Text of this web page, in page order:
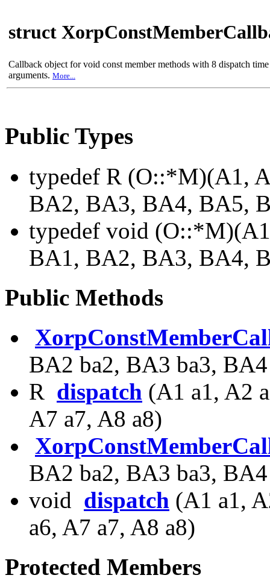
struct
Callback object for void const member methods with 8 dispatch
arguments. More...
Public Types
typedef R (O::*M)(A1,
BA2, BA3, BA4, BA5,
typedef void
BA1, BA2, BA3, BA4,
Public Methods
BA2 ba2, BA3 ba3,
R dispatch (A1 a1, A2
A7 a7, A8 a8)
BA2 ba2, BA3 ba3,
void dispatch (A1 a1,
a6, A7 a7, A8 a8)
Protected Members